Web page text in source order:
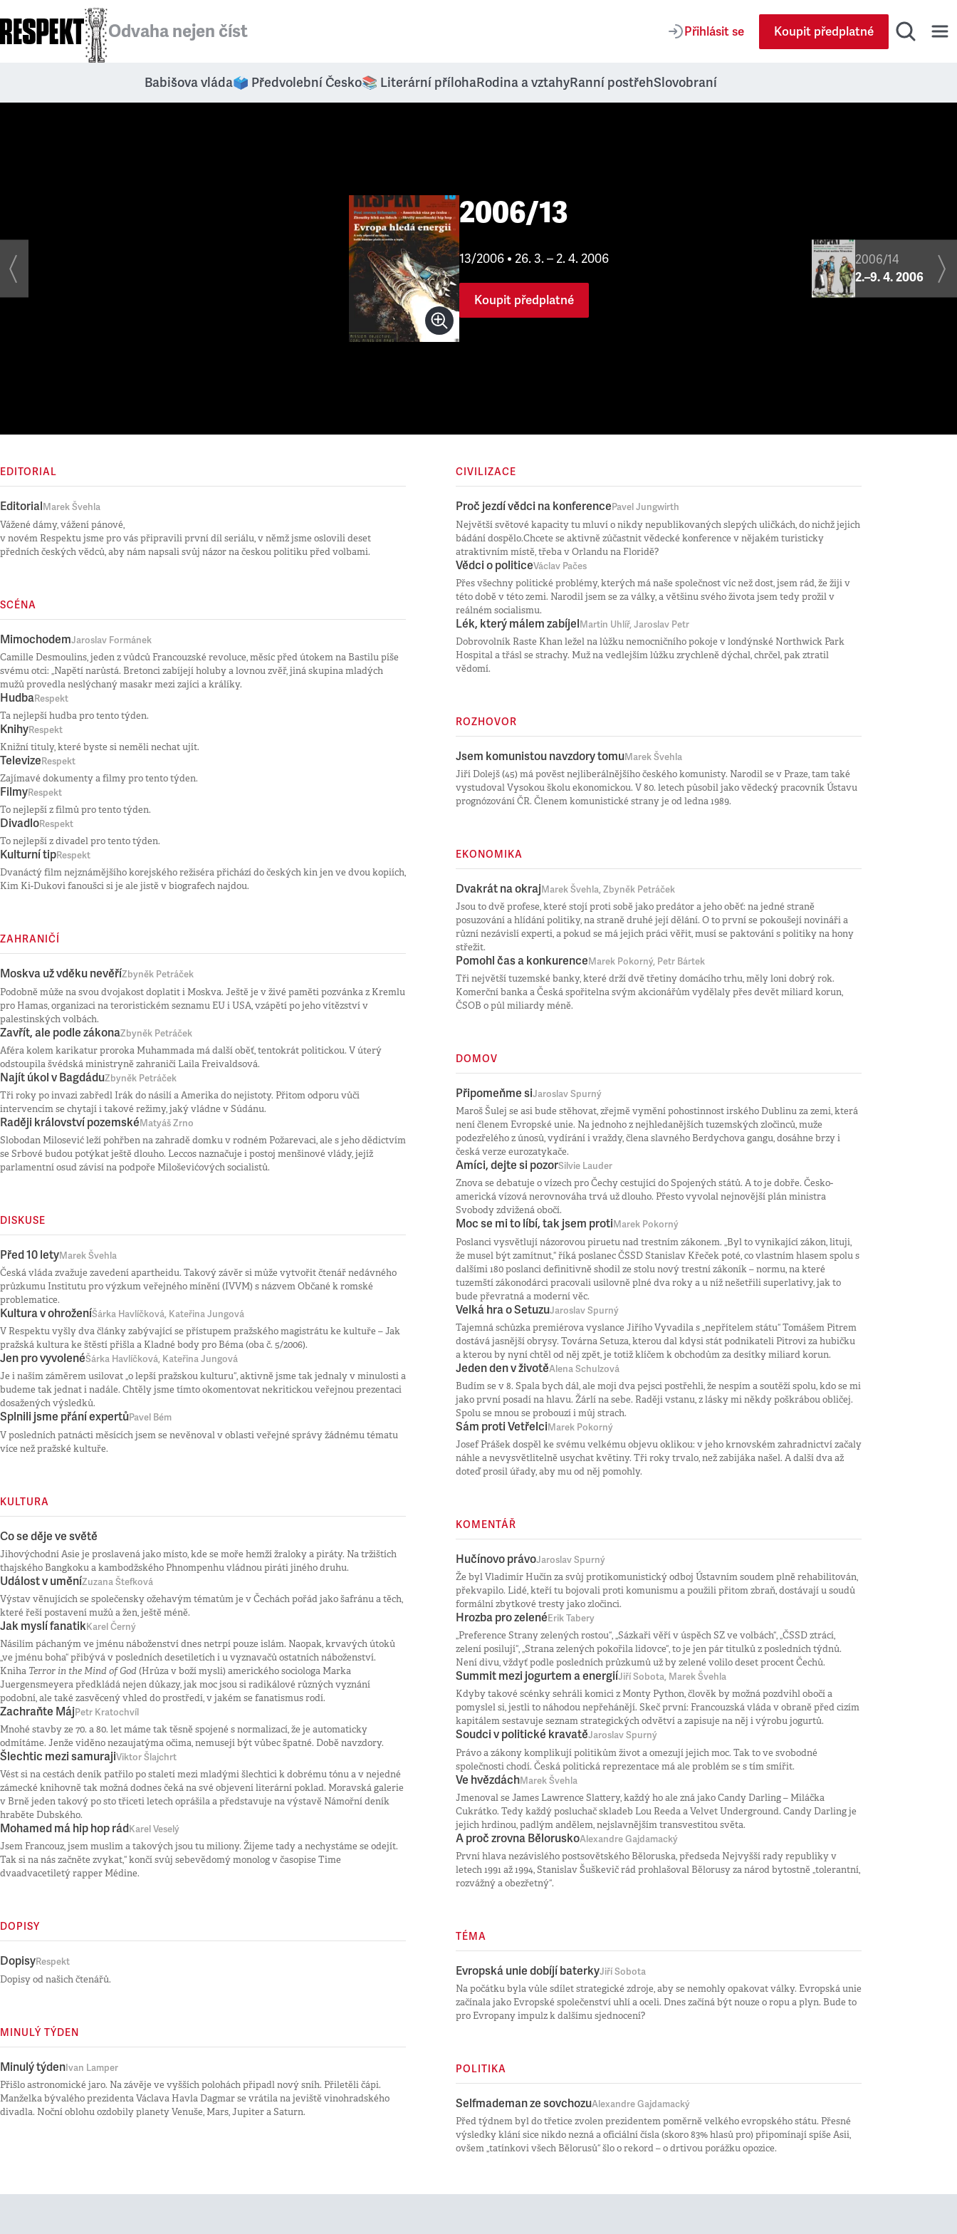
Odvaha nejen číst Přihlásit se Koupit předplatné
Babišova vláda🗳️ Předvolební Česko📚 Literární přílohaRodina a vztahyRanní postřehSlovobraní
13/2006 • 26. 3. – 2. 4. 2006
2006/13
Koupit předplatné
2006/14
2.–9. 4. 2006
EDITORIAL
EditorialMarek Švehla
Vážené dámy, vážení pánové,
v novém Respektu jsme pro vás připravili první díl seriálu, v němž jsme oslovili deset
předních českých vědců, aby nám napsali svůj názor na českou politiku před volbami.
SCÉNA
MimochodemJaroslav Formánek
Camille Desmoulins, jeden z vůdců Francouzské revoluce, měsíc před útokem na Bastilu píše
svému otci: „Napětí narůstá. Bretonci zabíjejí holuby a lovnou zvěř, jiná skupina mladých
mužů provedla neslýchaný masakr mezi zajíci a králíky.
HudbaRespekt
Ta nejlepší hudba pro tento týden.
KnihyRespekt
Knižní tituly, které byste si neměli nechat ujít.
TelevizeRespekt
Zajímavé dokumenty a filmy pro tento týden.
FilmyRespekt
To nejlepší z filmů pro tento týden.
DivadloRespekt
To nejlepší z divadel pro tento týden.
Kulturní tipRespekt
Dvanáctý film nejznámějšího korejského režiséra přichází do českých kin jen ve dvou kopiích,
Kim Ki-Dukovi fanoušci si je ale jistě v biografech najdou.
ZAHRANIČÍ
Moskva už vděku nevěříZbyněk Petráček
Podobně může na svou dvojakost doplatit i Moskva. Ještě je v živé paměti pozvánka z Kremlu
pro Hamas, organizaci na teroristickém seznamu EU i USA, vzápětí po jeho vítězství v
palestinských volbách.
Zavřít, ale podle zákonaZbyněk Petráček
Aféra kolem karikatur proroka Muhammada má další oběť, tentokrát politickou. V úterý
odstoupila švédská ministryně zahraničí Laila Freivaldsová.
Najít úkol v BagdáduZbyněk Petráček
Tři roky po invazi zabředl Irák do násilí a Amerika do nejistoty. Přitom odporu vůči
intervencím se chytají i takové režimy, jaký vládne v Súdánu.
Raději království pozemskéMatyáš Zrno
Slobodan Milosević leží pohřben na zahradě domku v rodném Požarevaci, ale s jeho dědictvím
se Srbové budou potýkat ještě dlouho. Leccos naznačuje i postoj menšinové vlády, jejíž
parlamentní osud závisí na podpoře Miloševićových socialistů.
DISKUSE
Před 10 letyMarek Švehla
Česká vláda zvažuje zavedení apartheidu. Takový závěr si může vytvořit čtenář nedávného
průzkumu Institutu pro výzkum veřejného mínění (IVVM) s názvem Občané k romské
problematice.
Kultura v ohroženíŠárka Havlíčková, Kateřina Jungová
V Respektu vyšly dva články zabývající se přístupem pražského magistrátu ke kultuře – Jak
pražská kultura ke štěstí přišla a Kladné body pro Béma (oba č. 5/2006).
Jen pro vyvolenéŠárka Havlíčková, Kateřina Jungová
Je i naším záměrem usilovat „o lepší pražskou kulturu“, aktivně jsme tak jednaly v minulosti a
budeme tak jednat i nadále. Chtěly jsme tímto okomentovat nekritickou veřejnou prezentaci
dosažených výsledků.
Splnili jsme přání expertůPavel Bém
V posledních patnácti měsících jsem se nevěnoval v oblasti veřejné správy žádnému tématu
více než pražské kultuře.
KULTURA
Co se děje ve světě
Jihovýchodní Asie je proslavená jako místo, kde se moře hemží žraloky a piráty. Na tržištích
thajského Bangkoku a kambodžského Phnompenhu vládnou piráti jiného druhu.
Událost v uměníZuzana Štefková
Výstav věnujících se společensky ožehavým tématům je v Čechách pořád jako šafránu a těch,
které řeší postavení mužů a žen, ještě méně.
Jak myslí fanatikKarel Černý
Násilím páchaným ve jménu náboženství dnes netrpí pouze islám. Naopak, krvavých útoků
„ve jménu boha“ přibývá v posledních desetiletích i u vyznavačů ostatních náboženství.
Kniha Terror in the Mind of God(Hrůza v boží mysli) amerického sociologa Marka
Juergensmeyera předkládá nejen důkazy, jak moc jsou si radikálové různých vyznání
podobní, ale také zasvěcený vhled do prostředí, v jakém se fanatismus rodí.
Zachraňte MájPetr Kratochvíl
Mnohé stavby ze 70. a 80. let máme tak těsně spojené s normalizací, že je automaticky
odmítáme. Jenže viděno nezaujatýma očima, nemusejí být vůbec špatné. Době navzdory.
Šlechtic mezi samurajiViktor Šlajchrt
Vést si na cestách deník patřilo po staletí mezi mladými šlechtici k dobrému tónu a v nejedné
zámecké knihovně tak možná dodnes čeká na své objevení literární poklad. Moravská galerie
v Brně jeden takový po sto třiceti letech oprášila a představuje na výstavě Námořní deník
hraběte Dubského.
Mohamed má hip hop rádKarel Veselý
Jsem Francouz, jsem muslim a takových jsou tu miliony. Žijeme tady a nechystáme se odejít.
Tak si na nás začněte zvykat,“ končí svůj sebevědomý monolog v časopise Time
dvaadvacetiletý rapper Médine.
DOPISY
DopisyRespekt
Dopisy od našich čtenářů.
MINULÝ TÝDEN
Minulý týdenIvan Lamper
Přišlo astronomické jaro. Na závěje ve vyšších polohách připadl nový sníh. Přiletěli čápi.
Manželka bývalého prezidenta Václava Havla Dagmar se vrátila na jeviště vinohradského
divadla. Noční oblohu ozdobily planety Venuše, Mars, Jupiter a Saturn.
CIVILIZACE
Proč jezdí vědci na konferencePavel Jungwirth
Největší světové kapacity tu mluví o nikdy nepublikovaných slepých uličkách, do nichž jejich
bádání dospělo.Chcete se aktivně zúčastnit vědecké konference v nějakém turisticky
atraktivním místě, třeba v Orlandu na Floridě?
Vědci o politiceVáclav Pačes
Přes všechny politické problémy, kterých má naše společnost víc než dost, jsem rád, že žiji v
této době v této zemi. Narodil jsem se za války, a většinu svého života jsem tedy prožil v
reálném socialismu.
Lék, který málem zabíjelMartin Uhlíř, Jaroslav Petr
Dobrovolník Raste Khan ležel na lůžku nemocničního pokoje v londýnské Northwick Park
Hospital a třásl se strachy. Muž na vedlejším lůžku zrychleně dýchal, chrčel, pak ztratil
vědomí.
ROZHOVOR
Jsem komunistou navzdory tomuMarek Švehla
Jiří Dolejš (45) má pověst nejliberálnějšího českého komunisty. Narodil se v Praze, tam také
vystudoval Vysokou školu ekonomickou. V 80. letech působil jako vědecký pracovník Ústavu
prognózování ČR. Členem komunistické strany je od ledna 1989.
EKONOMIKA
Dvakrát na okrajMarek Švehla, Zbyněk Petráček
Jsou to dvě profese, které stojí proti sobě jako predátor a jeho oběť: na jedné straně
posuzování a hlídání politiky, na straně druhé její dělání. O to první se pokoušejí novináři a
různí nezávislí experti, a pokud se má jejich práci věřit, musí se paktování s politiky na hony
střežit.
Pomohl čas a konkurenceMarek Pokorný, Petr Bártek
Tři největší tuzemské banky, které drží dvě třetiny domácího trhu, měly loni dobrý rok.
Komerční banka a Česká spořitelna svým akcionářům vydělaly přes devět miliard korun,
ČSOB o půl miliardy méně.
DOMOV
Připomeňme siJaroslav Spurný
Maroš Šulej se asi bude stěhovat, zřejmě vymění pohostinnost irského Dublinu za zemi, která
není členem Evropské unie. Na jednoho z nejhledanějších tuzemských zločinců, muže
podezřelého z únosů, vydírání i vraždy, člena slavného Berdychova gangu, dosáhne brzy i
česká verze eurozatykače.
Amíci, dejte si pozorSilvie Lauder
Znova se debatuje o vízech pro Čechy cestující do Spojených států. A to je dobře. Česko-
americká vízová nerovnováha trvá už dlouho. Přesto vyvolal nejnovější plán ministra
Svobody zdvižená obočí.
Moc se mi to líbí, tak jsem protiMarek Pokorný
Poslanci vysvětlují názorovou piruetu nad trestním zákonem. „Byl to vynikající zákon, lituji,
že musel být zamítnut,“ říká poslanec ČSSD Stanislav Křeček poté, co vlastním hlasem spolu s
dalšími 180 poslanci definitivně shodil ze stolu nový trestní zákoník – normu, na které
tuzemští zákonodárci pracovali usilovně plné dva roky a u níž nešetřili superlativy, jak to
bude převratná a moderní věc.
Velká hra o SetuzuJaroslav Spurný
Tajemná schůzka premiérova vyslance Jiřího Vyvadila s „nepřítelem státu“ Tomášem Pitrem
dostává jasnější obrysy. Továrna Setuza, kterou dal kdysi stát podnikateli Pitrovi za hubičku
a kterou by nyní chtěl od něj zpět, je totiž klíčem k obchodům za desítky miliard korun.
Jeden den v životěAlena Schulzová
Budím se v 8. Spala bych dál, ale moji dva pejsci postřehli, že nespím a soutěží spolu, kdo se mi
jako první posadí na hlavu. Žárlí na sebe. Raději vstanu, z lásky mi někdy poškrábou obličej.
Spolu se mnou se probouzí i můj strach.
Sám proti VetřelciMarek Pokorný
Josef Prášek dospěl ke svému velkému objevu oklikou: v jeho krnovském zahradnictví začaly
náhle a nevysvětlitelně usychat květiny. Tři roky trvalo, než zabijáka našel. A další dva až
doteď prosil úřady, aby mu od něj pomohly.
KOMENTÁŘ
Hučínovo právoJaroslav Spurný
Že byl Vladimír Hučín za svůj protikomunistický odboj Ústavním soudem plně rehabilitován,
překvapilo. Lidé, kteří tu bojovali proti komunismu a použili přitom zbraň, dostávají u soudů
formální zbytkové tresty jako zločinci.
Hrozba pro zelenéErik Tabery
„Preference Strany zelených rostou“, „Sázkaři věří v úspěch SZ ve volbách“, „ČSSD ztrácí,
zelení posilují“, „Strana zelených pokořila lidovce“, to je jen pár titulků z posledních týdnů.
Není divu, vždyť podle posledních průzkumů už by zelené volilo deset procent Čechů.
Summit mezi jogurtem a energiíJiří Sobota, Marek Švehla
Kdyby takové scénky sehráli komici z Monty Python, člověk by možná pozdvihl obočí a
pomyslel si, jestli to náhodou nepřehánějí. Skeč první: Francouzská vláda v obraně před cizím
kapitálem sestavuje seznam strategických odvětví a zapisuje na něj i výrobu jogurtů.
Soudci v politické kravatěJaroslav Spurný
Právo a zákony komplikují politikům život a omezují jejich moc. Tak to ve svobodné
společnosti chodí. Česká politická reprezentace má ale problém se s tím smířit.
Ve hvězdáchMarek Švehla
Jmenoval se James Lawrence Slattery, každý ho ale zná jako Candy Darling – Miláčka
Cukrátko. Tedy každý posluchač skladeb Lou Reeda a Velvet Underground. Candy Darling je
jejich hrdinou, padlým andělem, nejslavnějším transvestitou světa.
A proč zrovna BěloruskoAlexandre Gajdamacký
První hlava nezávislého postsovětského Běloruska, předseda Nejvyšší rady republiky v
letech 1991 až 1994, Stanislav Šuškevič rád prohlašoval Bělorusy za národ bytostně „tolerantní,
rozvážný a obezřetný“.
TÉMA
Evropská unie dobíjí baterkyJiří Sobota
Na počátku byla vůle sdílet strategické zdroje, aby se nemohly opakovat války. Evropská unie
začínala jako Evropské společenství uhlí a oceli. Dnes začíná být nouze o ropu a plyn. Bude to
pro Evropany impulz k dalšímu sjednocení?
POLITIKA
Selfmademan ze sovchozuAlexandre Gajdamacký
Před týdnem byl do třetice zvolen prezidentem poměrně velkého evropského státu. Přesné
výsledky klání sice nikdo nezná a oficiální čísla (skoro 83% hlasů pro) připomínají spíše Asii,
ovšem „tatínkovi všech Bělorusů“ šlo o rekord – o drtivou porážku opozice.